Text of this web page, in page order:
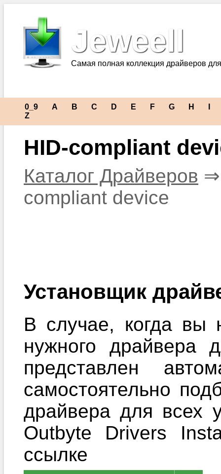
Jeweell
Самая полная коллекция драйверов
0_9 A B C D E F G H
Z
HID-compliant
Каталог Драйверов
compliant device
Установщик
В случае, когда вы
нужного драйвера
представлен
самостоятельно
драйвера для всех
Outbyte Drivers
ссылке